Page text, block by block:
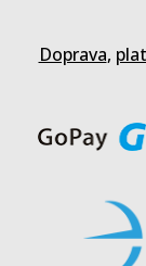
Doprava,